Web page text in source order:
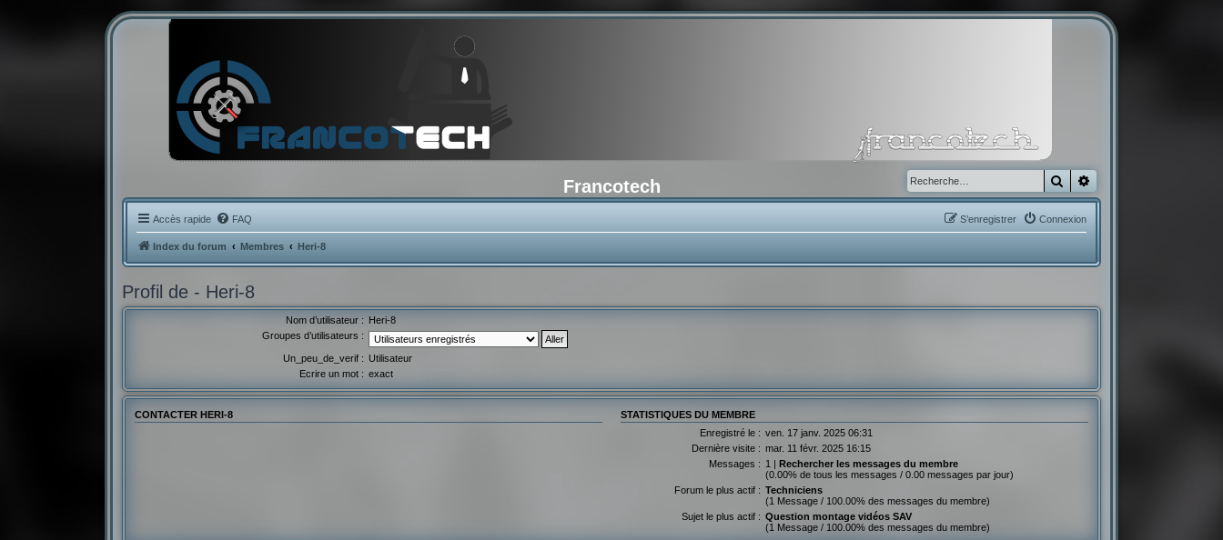
Francotech Rechercher
Accès rapide FAQ Connexion
S’enregistrer
Index du forum Membres Heri-8
Profil de - Heri-8
Nom d’utilisateur :
Heri-8
Groupes d’utilisateurs :
Un_peu_de_verif : Utilisateur
Ecrire un mot : exact
CONTACTER HERI-8
STATISTIQUES DU MEMBRE
Enregistré le : ven. 17 janv. 2025 06:31
Dernière visite : mar. 11 févr. 2025 16:15
Messages : 1 |Rechercher les messages du membre
(0.00% de tous les messages / 0.00 messages par jour)
Forum le plus actif : Techniciens
(1 Message / 100.00% des messages du membre)
Sujet le plus actif : Question montage vidéos SAV
(1 Message / 100.00% des messages du membre)